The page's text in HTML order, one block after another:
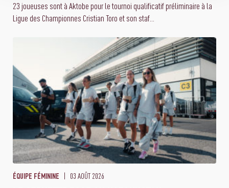
23 joueuses sont à Aktobe pour le tournoi qualificatif préliminaire à la
Ligue des Championnes Cristian Toro et son staf...
ÉQUIPE FÉMININE 03 AOÛT 2026